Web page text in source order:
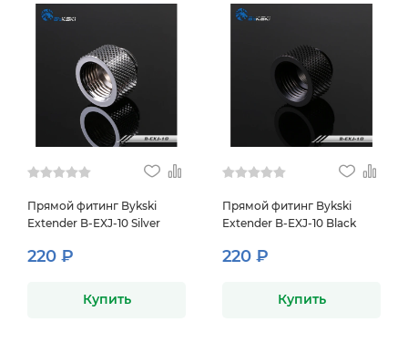
Прямой фитинг Bykski
Extender B-EXJ-10 Silver
220 ₽
Купить
Прямой фитинг Bykski
Extender B-EXJ-10 Black
220 ₽
Купить